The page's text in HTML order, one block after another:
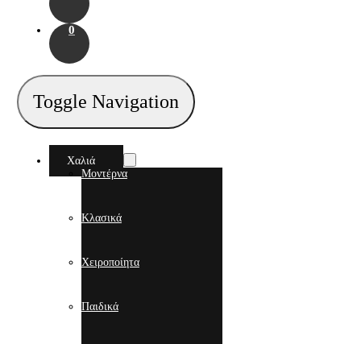
0
Toggle Navigation
Χαλιά
Μοντέρνα
Κλασικά
Χειροποίητα
Παιδικά